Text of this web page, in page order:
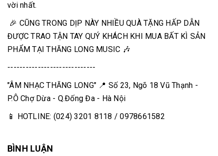
vời nhất.
🎉 CŨNG TRONG DỊP NÀY NHIỀU QUÀ TẶNG HẤP DẪN
ĐƯỢC TRAO TẬN TAY QUÝ KHÁCH KHI MUA BẤT KÌ SẢN
PHẨM TẠI THĂNG LONG MUSIC ️🎶
-----------------------------
"ÂM NHẠC THĂNG LONG" 📍 Số 23, Ngõ 18 Vũ Thạnh -
P.Ô Chợ Dừa - Q.Đống Đa - Hà Nội
📱 HOTLINE: (024) 3201 8118 / 0978661582
BÌNH LUẬN